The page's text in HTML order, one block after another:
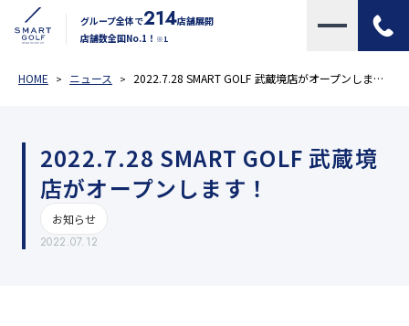
グループ全体で214店舗展開
店舗数全国No.1！ ※1
HOME ニュース 2022.7.28 SMART GOLF 武蔵境店がオープンします！
2022.7.28 SMART GOLF 武蔵境
店がオープンします！
お知らせ
2022.07.12